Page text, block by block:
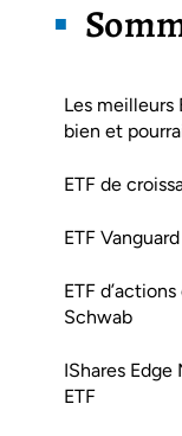
Les
bien et
ETF de
ETF
ETF
Schwab
IShares
ETF